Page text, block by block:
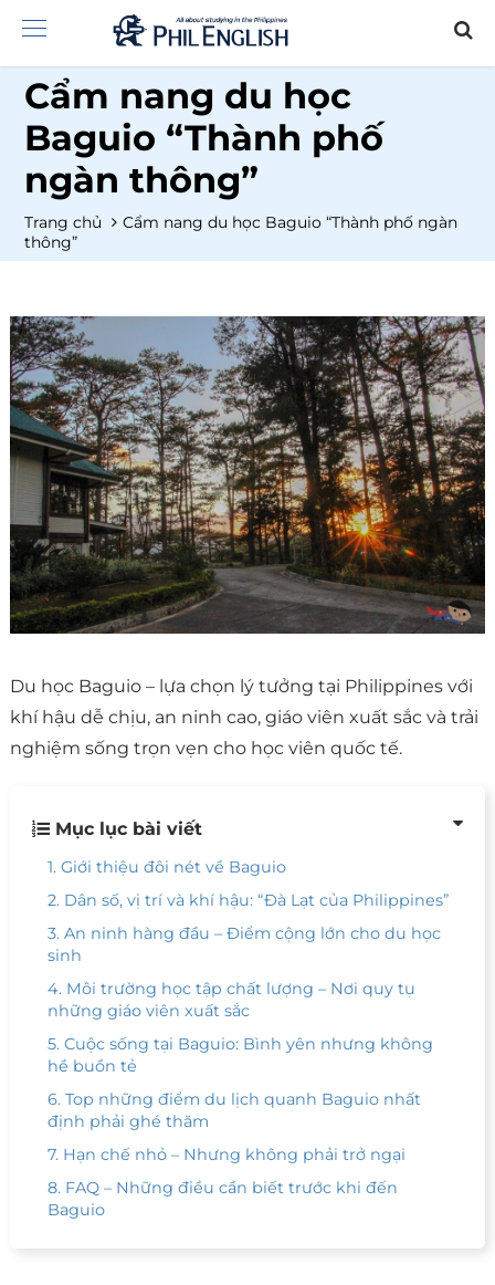
Cẩm nang du học
Baguio “Thành phố
ngàn thông”
Trang chủ
Cẩm nang du học Baguio “Thành phố ngàn
thông”
Du học Baguio – lựa chọn lý tưởng tại Philippines với
khí hậu dễ chịu, an ninh cao, giáo viên xuất sắc và trải
nghiệm sống trọn vẹn cho học viên quốc tế.
Mục lục bài viết
1. Giới thiệu đôi nét về Baguio
2. Dân số, vị trí và khí hậu: “Đà Lạt của Philippines”
3. An ninh hàng đầu – Điểm cộng lớn cho du học
sinh
4. Môi trường học tập chất lượng – Nơi quy tụ
những giáo viên xuất sắc
5. Cuộc sống tại Baguio: Bình yên nhưng không
hề buồn tẻ
6. Top những điểm du lịch quanh Baguio nhất
định phải ghé thăm
7. Hạn chế nhỏ – Nhưng không phải trở ngại
8. FAQ – Những điều cần biết trước khi đến
Baguio